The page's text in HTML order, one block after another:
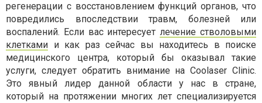
регенерации с восстановлением функций органов, что
повредились впоследствии травм, болезней или
воспалений. Если вас интересуетлечение стволовыми
клетками и как раз сейчас вы находитесь в поиске
медицинского центра, который бы оказывал такие
услуги, следует обратить внимание на Coolaser Clinic.
Это явный лидер данной области у нас в стране,
который на протяжении многих лет специализируется